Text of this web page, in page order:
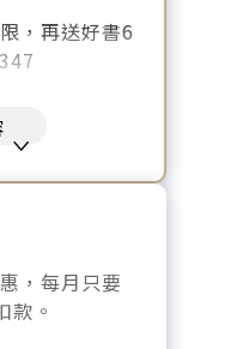
，再送好書6
是這樣工作
、《高希均
衡瘦身
、《一如既
含過往所有
屬空中沙
，每月只要
款。